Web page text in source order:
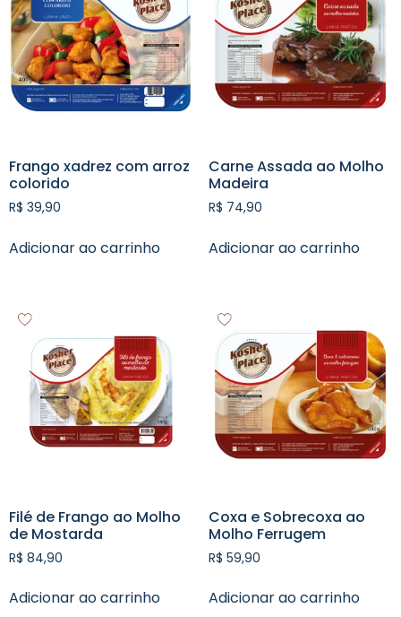
Frango xadrez com arroz
colorido
R$ 39,90
Adicionar ao carrinho
Carne Assada ao Molho
Madeira
R$ 74,90
Adicionar ao carrinho
Filé de Frango ao Molho
de Mostarda
R$ 84,90
Adicionar ao carrinho
Coxa e Sobrecoxa ao
Molho Ferrugem
R$ 59,90
Adicionar ao carrinho